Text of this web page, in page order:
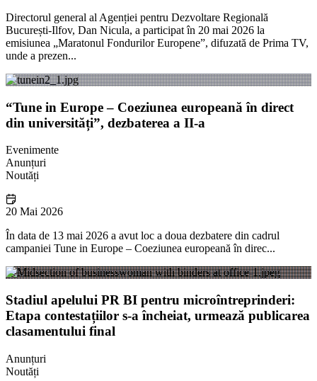
Directorul general al Agenției pentru Dezvoltare Regională
București-Ilfov, Dan Nicula, a participat în 20 mai 2026 la
emisiunea „Maratonul Fondurilor Europene”, difuzată de Prima TV,
unde a prezen...
“Tune in Europe – Coeziunea europeană în direct
din universități”, dezbaterea a II-a
Evenimente
Anunțuri
Noutăți
20 Mai 2026
În data de 13 mai 2026 a avut loc a doua dezbatere din cadrul
campaniei Tune in Europe – Coeziunea europeană în direc...
Stadiul apelului PR BI pentru microîntreprinderi:
Etapa contestațiilor s-a încheiat, urmează publicarea
clasamentului final
Anunțuri
Noutăți